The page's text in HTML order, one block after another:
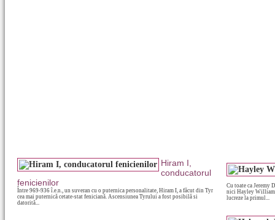
Hiram I,
conducatorul
fenicienilor
Între 969-936 î.e.n., un suveran cu o puternica personalitate, Hiram I, a făcut din Tyr
cea mai puternică cetate-stat feniciană. Ascensiunea Tyrului a fost posibilă si
datorită...
Cu toate ca Jeremy
nici Hayley
lucreze la primul...